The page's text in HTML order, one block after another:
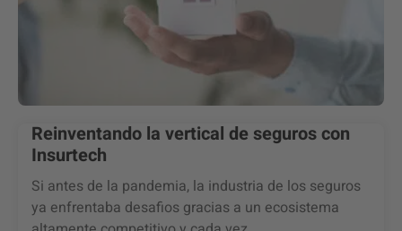
Reinventando la vertical de seguros con
Insurtech
Si antes de la pandemia, la industria de los seguros
ya enfrentaba desafios gracias a un ecosistema